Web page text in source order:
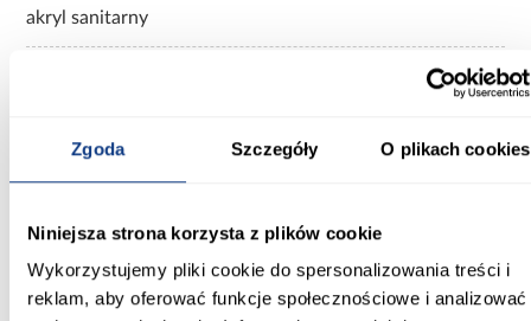
Zgoda Szczegóły O plikach cookies
Niniejsza strona korzysta z plików cookie
Wykorzystujemy pliki cookie do spersonalizowania treści i
reklam, aby oferować funkcje społecznościowe i analizować
akryl sanitarny
Syfon w komplecie:
Średnica syfonu [cm]:
Zobacz więcej >